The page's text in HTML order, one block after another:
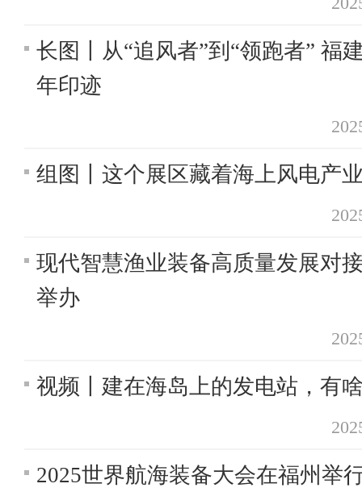
长图丨从“追风者”到“领跑者” 福
年印迹
组图丨这个展区藏着海上风电产
现代智慧渔业装备高质量发展对
举办
视频丨建在海岛上的发电站，有
2025世界航海装备大会在福州举